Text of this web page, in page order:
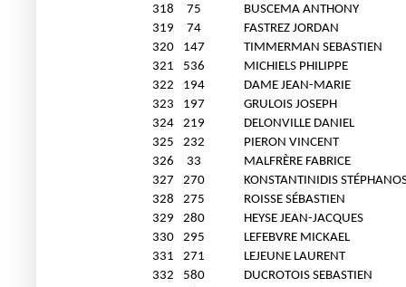
318 75
BUSCEMA ANTHONY
319
74
FASTREZ JORDAN
320
147
TIMMERMAN SEBASTIEN
321
536
MICHIELS PHILIPPE
322
194
DAME JEAN-MARIE
323
197
GRULOIS JOSEPH
324
219
DELONVILLE DANIEL
325
232
PIERON VINCENT
326
33
MALFRÈRE FABRICE
327
270
KONSTANTINIDIS
328
275
ROISSE SÉBASTIEN
329
280
HEYSE JEAN-JACQUES
330
295
LEFEBVRE MICKAEL
331
271
LEJEUNE LAURENT
332
580
DUCROTOIS SEBASTIEN